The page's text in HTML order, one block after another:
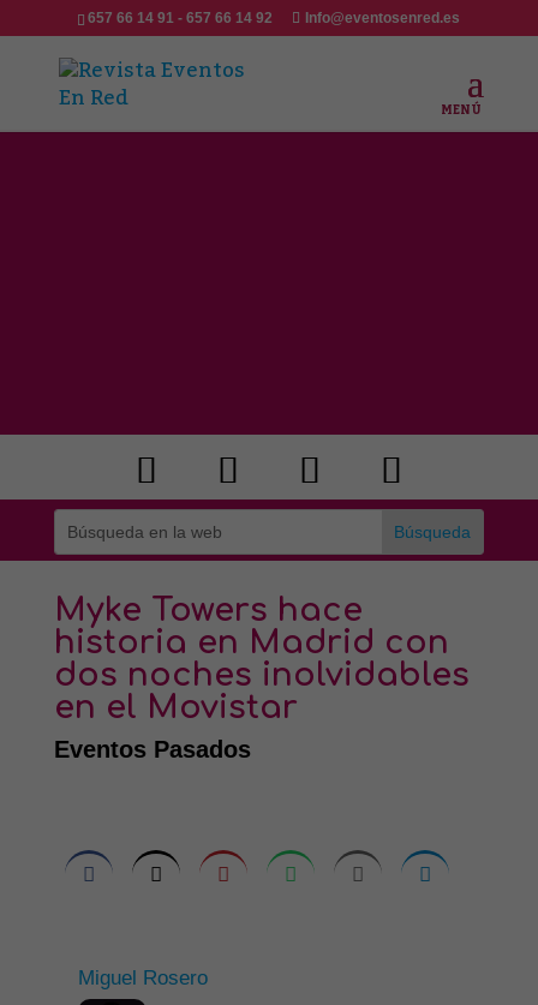
657 66 14 91 - 657 66 14 92 Info@eventosenred.es
Myke Towers hace
historia en Madrid con
dos noches inolvidables
en el Movistar
Eventos Pasados
Miguel Rosero